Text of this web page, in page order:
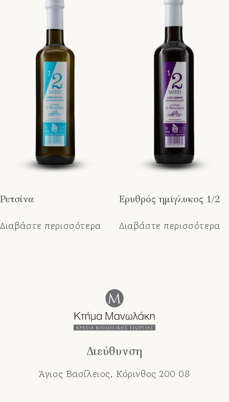
Ρετσίνα
Διαβάστε περισσότερα
Ερυθρός ημίγλυκος 1/2
Διαβάστε περισσότερα
Διεύθυνση
Άγιος Βασίλειος, Κόρινθος 200 08